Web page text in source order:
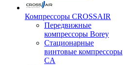
Компрессоры CROSSAIR
Передвижные
компрессоры Borey
Стационарные
винтовые компрессоры
CA